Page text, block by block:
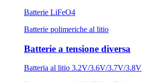
Batterie LiFeO4
Batterie polimeriche al litio
Batterie a tensione diversa
Batteria al litio 3.2V/3.6V/3.7V/3.8V